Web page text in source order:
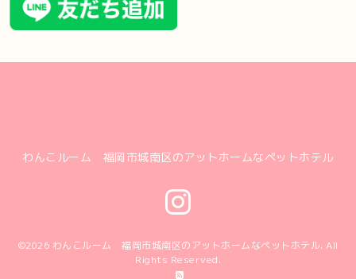
わんこルーム 福岡市城南区のアットホームなペットホテル
©2026 わんこルーム 福岡市城南区のアットホームなペットホテル. All
Rights Reserved.